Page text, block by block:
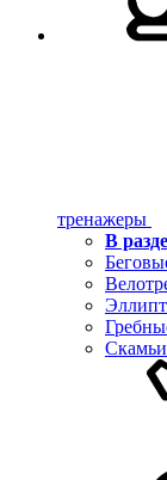
тренажеры
В
Скамьи